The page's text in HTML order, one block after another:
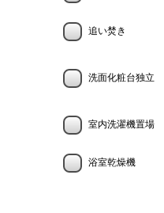
追い焚き
洗面化粧台独立
室内洗濯機置場
浴室乾燥機